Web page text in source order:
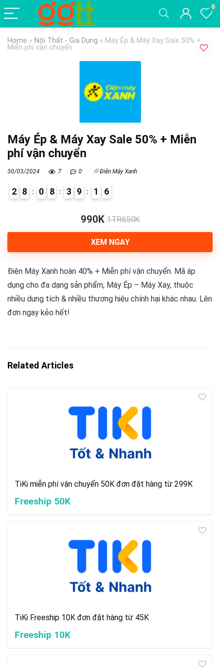
0
Home » Nội Thất - Gia Dụng » Máy Ép & Máy Xay Sale 50% +
Miễn phí vận chuyển
Máy Ép & Máy Xay Sale 50% + Miễn
phí vận chuyển
30/03/2024 7 0 Điện Máy Xanh
2 8 0 8 3 9 1 6
990K 1TR650K
XEM NGAY
Điện Máy Xanh hoàn 40% + Miễn phí vận chuyển. Mã áp
dụng cho đa dạng sản phẩm, Máy Ép – Máy Xay, thuộc
nhiều dung tích & nhiều thương hiệu chính hại khác nhau. Lên
đơn ngay kẻo hết!
Related Articles
TiKi miễn phí vận chuyển 50K đơn đặt hàng từ 299K
Freeship 50K
TiKi Freeship 10K đơn đặt hàng từ 45K
Freeship 10K